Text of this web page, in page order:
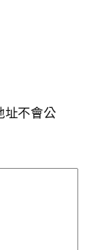
址不會公